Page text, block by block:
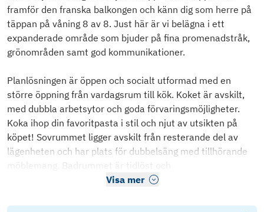
framför den franska balkongen och känn dig som herre på
täppan på våning 8 av 8. Just här är vi belägna i ett
expanderade område som bjuder på fina promenadstråk,
grönområden samt god kommunikationer.
Planlösningen är öppen och socialt utformad med en
större öppning från vardagsrum till kök. Koket är avskilt,
med dubbla arbetsytor och goda förvaringsmöjligheter.
Koka ihop din favoritpasta i stil och njut av utsikten på
köpet! Sovrummet ligger avskilt från resterande del av
lägenheten och har plats för dubbelsäng med tillhörande
möblemang. Badrummet är tidlöst och
Visa mer